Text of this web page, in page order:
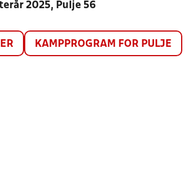
2025, Pulje 56
KAMPPROGRAM FOR PULJE